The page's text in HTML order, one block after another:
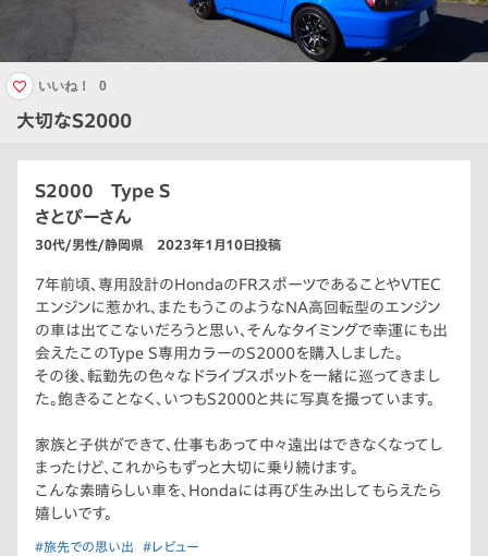
大切なS2000
いいね！ 0
S2000 Type S
さとぴーさん
30代/男性/静岡県 2023年1月10日投稿
7年前頃、専用設計のHondaのFRスポーツであることやVTEC
エンジンに惹かれ、またもうこのようなNA高回転型のエンジン
の車は出てこないだろうと思い、そんなタイミングで幸運にも出
会えたこのType S専用カラーのS2000を購入しました。
その後、転勤先の色々なドライブスポットを一緒に巡ってきまし
た。飽きることなく、いつもS2000と共に写真を撮っています。
家族と子供ができて、仕事もあって中々遠出はできなくなってし
まったけど、これからもずっと大切に乗り続けます。
こんな素晴らしい車を、Hondaには再び生み出してもらえたら
嬉しいです。
#旅先での思い出 #レビュー